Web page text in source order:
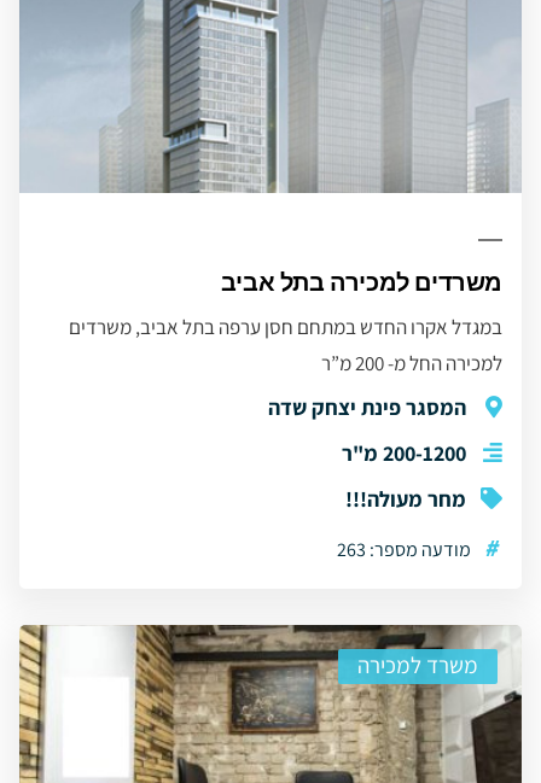
משרדים למכירה בתל אביב
במגדל אקרו החדש במתחם חסן ערפה בתל אביב, משרדים
למכירה החל מ- 200 מ”ר
המסגר פינת יצחק שדה
200-1200 מ"ר
מחר מעולה!!!
# מודעה מספר: 263
משרד למכירה